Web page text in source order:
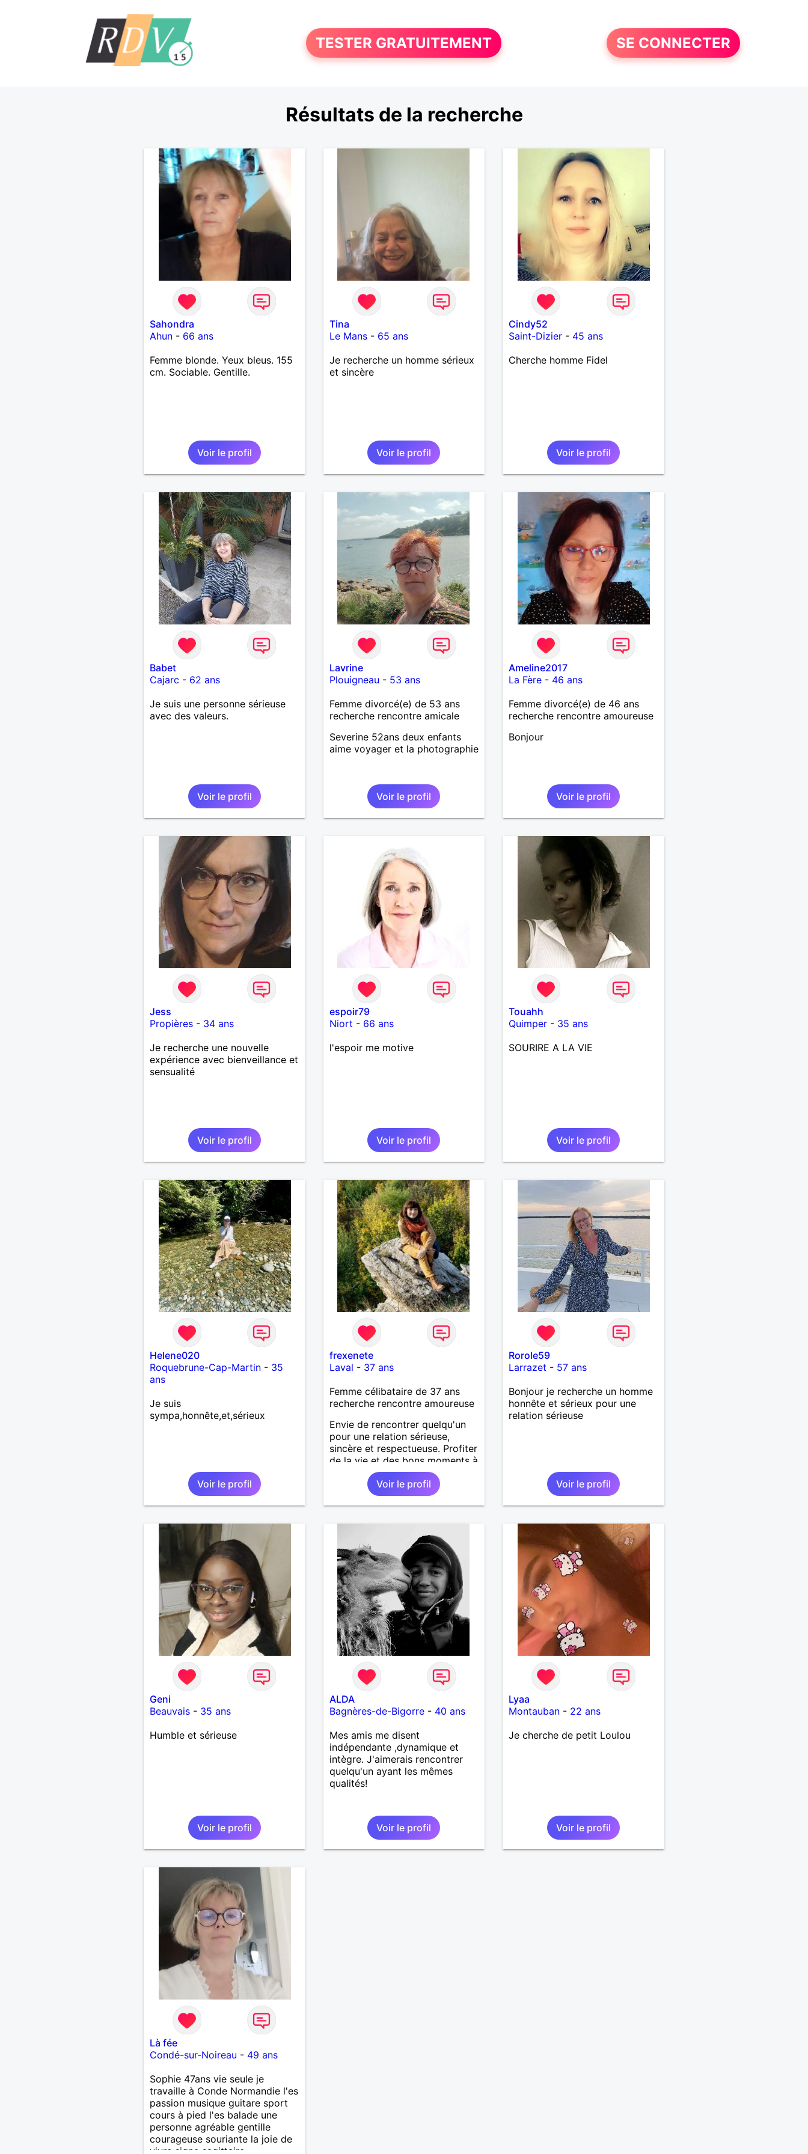
TESTER GRATUITEMENT SE CONNECTER
Résultats de la recherche
Sahondra
Ahun- 66 ans
Femme blonde. Yeux bleus. 155
cm. Sociable. Gentille.
Voir le profil
Tina
Le Mans- 65 ans
Je recherche un homme sérieux
et sincère
Voir le profil
Cindy52
Saint-Dizier - 45 ans
Cherche homme Fidel
Voir le profil
Babet
Cajarc - 62 ans
Je suis une personne sérieuse
avec des valeurs.
Voir le profil
Lavrine
Plouigneau - 53 ans
Femme divorcé(e) de 53 ans
recherche rencontre amicale
Severine 52ans deux enfants
aime voyager et la photographie
Voir le profil
Ameline2017
La Fère - 46 ans
Femme divorcé(e) de 46 ans
recherche rencontre amoureuse
Bonjour
Voir le profil
Jess
Propières- 34 ans
Je recherche une nouvelle
expérience avec bienveillance et
sensualité
Voir le profil
espoir79
Niort - 66 ans
l'espoir me motive
Voir le profil
Touahh
Quimper - 35 ans
SOURIRE A LA VIE
Voir le profil
Helene020
Roquebrune-Cap-Martin- 35
ans
Je suis
sympa,honnête,et,sérieux
Voir le profil
frexenete
Laval - 37 ans
Femme célibataire de 37 ans
recherche rencontre amoureuse
Envie de rencontrer quelqu'un
pour une relation sérieuse,
sincère et respectueuse. Profiter
de la vie et des bons moments à
Voir le profil
Rorole59
Larrazet - 57 ans
Bonjour je recherche un homme
honnête et sérieux pour une
relation sérieuse
Voir le profil
Geni
Beauvais- 35 ans
Humble et sérieuse
Voir le profil
ALDA
Bagnères-de-Bigorre- 40 ans
Mes amis me disent
indépendante ,dynamique et
intègre. J'aimerais rencontrer
quelqu'un ayant les mêmes
qualités!
Voir le profil
Lyaa
Montauban - 22 ans
Je cherche de petit Loulou
Voir le profil
Là fée
Condé-sur-Noireau - 49 ans
Sophie 47ans vie seule je
travaille à Conde Normandie l'es
passion musique guitare sport
cours à pied l'es balade une
personne agréable gentille
courageuse souriante la joie de
vivre signe sagittaire ....